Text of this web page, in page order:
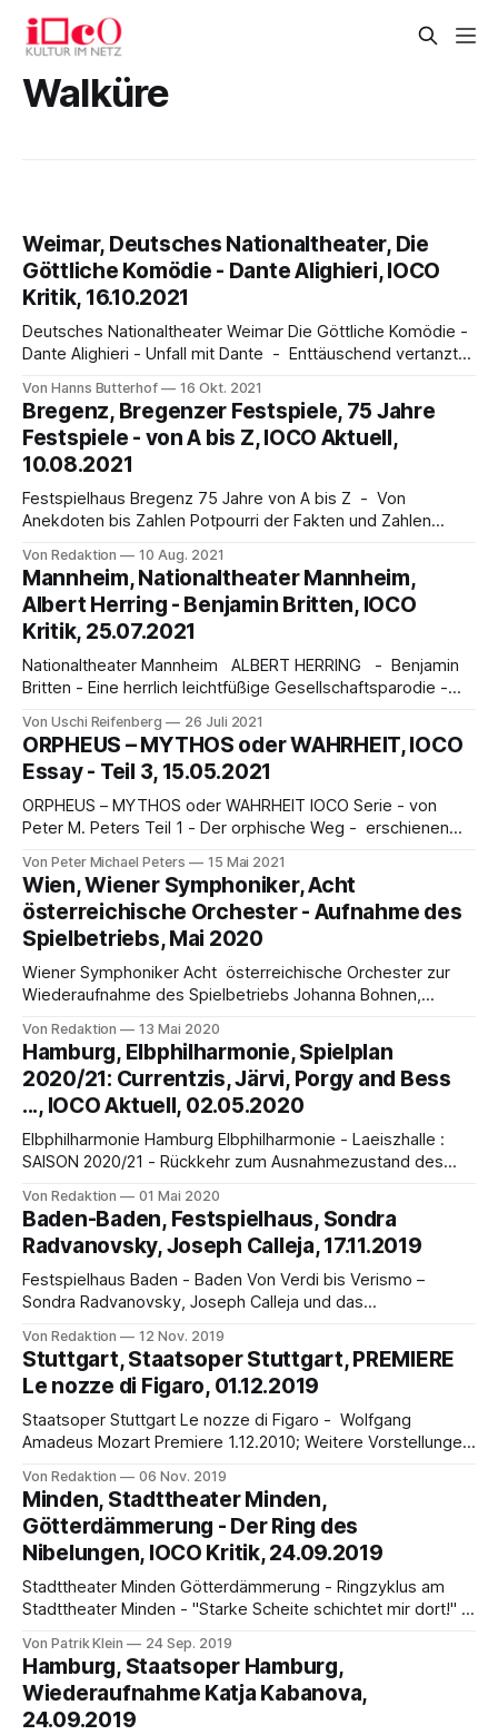
Walküre
Weimar, Deutsches Nationaltheater, Die
Göttliche Komödie - Dante Alighieri, IOCO
Kritik, 16.10.2021
Deutsches Nationaltheater Weimar Die Göttliche Komödie -
Dante Alighieri - Unfall mit Dante - Enttäuschend vertanzt
Butterhof Zum 700. Todestag des italienischen
Nationaldichters Dante Alighieri (1265 – 1321) bietet sich ein
frischer Blick auf sein bedeutendstes Werk, La divina
Commedia an. Das Werk hat heute einen prominenten
Von Hanns Butterhof 16 Okt. 2021
Bregenz, Bregenzer Festspiele, 75 Jahre
Festspiele - von A bis Z, IOCO Aktuell,
10.08.2021
Festspielhaus Bregenz 75 Jahre von A bis Z - Von
Anekdoten bis Zahlen Potpourri der Fakten und Zahlen
einzigartig. Jene der Bregenzer Festspiele fußt auf einer
damals, 1946, für viele aberwitzigen Idee. Die große
Erzählung von 75 Jahren Inspiration, Faszination und
Begeisterung bliebe jedoch
Von Redaktion 10 Aug. 2021
Mannheim, Nationaltheater Mannheim,
Albert Herring - Benjamin Britten, IOCO
Kritik, 25.07.2021
Nationaltheater Mannheim ALBERT HERRING - Benjamin
Britten - Eine herrlich leichtfüßige Gesellschaftsparodie -
herausfordernden Spielzeit 20/21 setzte das
Nationaltheater Mannheim nun mit einer humorvollen und
farbenfrohen Neuinszenierung von Benjamin Brittens
komischer Oper Albert Herring in der Regie von Cordula
Däuper und der musikalischen Leitung
Von Uschi Reifenberg 26 Juli 2021
ORPHEUS – MYTHOS oder WAHRHEIT, IOCO
Essay - Teil 3, 15.05.2021
ORPHEUS – MYTHOS oder WAHRHEIT IOCO Serie - von
Peter M. Peters Teil 1 - Der orphische Weg - erschienen
Legende - erschienen am 8.5.2021 - link HIER! -----------
------------- Teil 3 - Die Fabel des Ange Politien Die
erste theatralische Darstellung des Mythos von Orpheus ist
Von Peter Michael Peters 15 Mai 2021
Wien, Wiener Symphoniker, Acht
österreichische Orchester - Aufnahme des
Spielbetriebs, Mai 2020
Wiener Symphoniker Acht österreichische Orchester zur
Wiederaufnahme des Spielbetriebs Johanna Bohnen,
Corona-Zeit Die Intendanten, Geschäftsführer und
Verantwortlichen von acht österreichischen Orchestern
(Bruckner Orchester Linz, Grazer Philharmoniker, Kärntner
Sinfonieorchester, Mozarteumorchester Salzburg, ORF
Radio-Symphonieorchester Wien, Tiroler
Symphonieorchester Innsbruck, Tonkünstler-Orchester
Niederösterreich, Wiener
Von Redaktion 13 Mai 2020
Hamburg, Elbphilharmonie, Spielplan
2020/21: Currentzis, Järvi, Porgy and Bess
..., IOCO Aktuell, 02.05.2020
Elbphilharmonie Hamburg Elbphilharmonie - Laeiszhalle :
SAISON 2020/21 - Rückkehr zum Ausnahmezustand des
Ades sind 2020/21 Schwerpunkte gewidmet. Patricia
Kopatchinskaja, Daniil Trifonov, Sir Antonio Pappano,
Anoushka Shankar und Max Richter verleihen dem
Programm mit Residenzen weiteres Profil. René Jacobs,
Zubin Mehta und das Israel
Von Redaktion 01 Mai 2020
Baden-Baden, Festspielhaus, Sondra
Radvanovsky, Joseph Calleja, 17.11.2019
Festspielhaus Baden - Baden Von Verdi bis Verismo –
Sondra Radvanovsky, Joseph Calleja und das
Uhr Sondra Radvanovsky ist eine der aktuell größten
amerikanischen Stimmen, Star an der Met, jedoch nur
äußerst selten in Europa zu hören. Ihr zur Seite steht Joseph
Calleja, einer der
Von Redaktion 12 Nov. 2019
Stuttgart, Staatsoper Stuttgart, PREMIERE
Le nozze di Figaro, 01.12.2019
Staatsoper Stuttgart Le nozze di Figaro - Wolfgang
Amadeus Mozart Premiere 1.12.2010; Weitere Vorstellungen
2020, 18. April 2020 Von der Normierung des Glücks Le
nozze di Figaro feiert am 1. Dezember 2019 Premiere im
Stuttgarter Opernhaus Roland Kluttig dirigiert;
Von Redaktion 06 Nov. 2019
Minden, Stadttheater Minden,
Götterdämmerung - Der Ring des
Nibelungen, IOCO Kritik, 24.09.2019
Stadttheater Minden Götterdämmerung - Ringzyklus am
Stadttheater Minden - "Starke Scheite schichtet mir dort!" -
Minden, die Stadt im Osten Nordrhein-Westfalens, die
hauptsächlich für ihren Dom und die Nähe zur Porta
Westfalica und dem Kaiser Wilhelm Denkmal bekannt ist,
macht in diesem Jahr
Von Patrik Klein 24 Sep. 2019
Hamburg, Staatsoper Hamburg,
Wiederaufnahme Katja Kabanova,
24.09.2019